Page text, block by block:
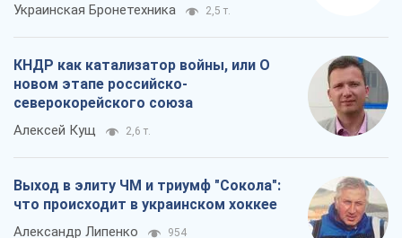
Украинская Бронетехника 2,5 т.
КНДР как катализатор войны, или О
новом этапе российско-
северокорейского союза
Алексей Кущ 2,6 т.
Выход в элиту ЧМ и триумф "Сокола":
что происходит в украинском хоккее
Александр Липенко 954